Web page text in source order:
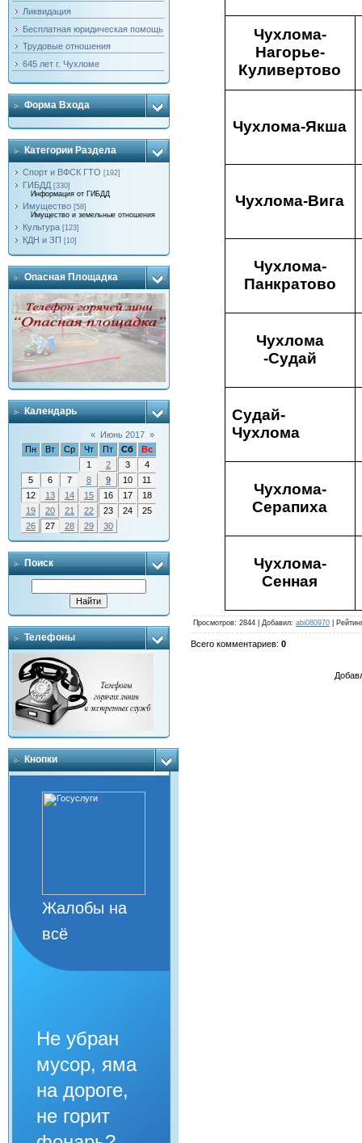
Ликвидация
Бесплатная юридическая помощь
Трудовые отношения
645 лет г. Чухломе
Форма Входа
Категории Раздела
Спорт и ВФСК ГТО [192]
ГИБДД [330]
Информация от ГИБДД
Имущество [58]
Имущество и земельные отношения
Культура [123]
КДН и ЗП [10]
Опасная Площадка
Календарь
« Июнь 2017 »
Пн
Вт Ср Чт Пт Сб
Вс
1
2 3
4
5
6 7 8 9 10
11
12
13 14 15 16 17
18
19
20 21 22 23 24
25
26
27 28 29 30
Поиск
Телефоны
Кнопки
Жалобы на
всё
Не убран
мусор, яма
на дороге,
не горит
Чухлома-
Нагорье-
Куливертово
Чухлома-Якша
Чухлома-Вига
Чухлома-
Панкратово
Чухлома
-Судай
Судай-
Чухлома
Чухлома-
Серапиха
Чухлома-
Сенная
Просмотров: 2844 | Добавил: abi080970| Рейтинг
Всего комментариев: 0